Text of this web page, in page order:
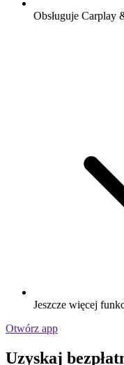
Obsługuje Carplay
Jeszcze więcej
Otwórz app
Uzyskaj